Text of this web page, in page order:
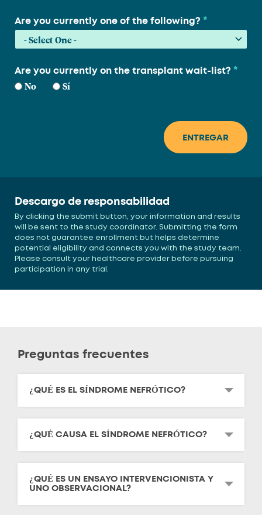
Are you currently one of the following? *
Are you currently on the transplant wait-list? *
No Sí
Descargo de responsabilidad
By clicking the submit button, your information and results
will be sent to the study coordinator. Submitting the form
does not guarantee enrollment but helps determine
potential eligibility and connects you with the study team.
Please consult your healthcare provider before pursuing
participation in any trial.
Preguntas frecuentes
¿QUÉ ES EL SÍNDROME NEFRÓTICO?
¿QUÉ CAUSA EL SÍNDROME NEFRÓTICO?
¿QUÉ ES UN ENSAYO INTERVENCIONISTA Y
UNO OBSERVACIONAL?